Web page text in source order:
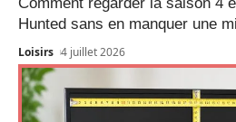
Hunted sans en manquer une
Loisirs 4 juillet 2026